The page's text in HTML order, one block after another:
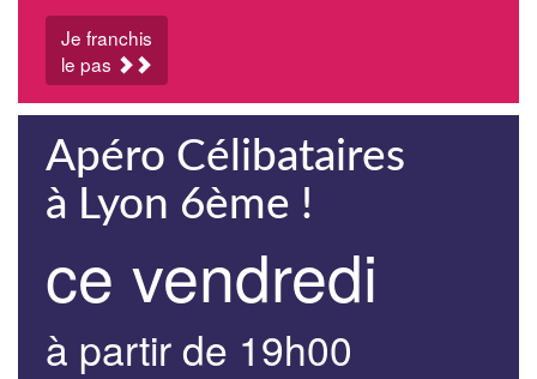
Je franchis
le pas
Apéro Célibataires
à Lyon 6ème !
ce vendredi
à partir de 19h00